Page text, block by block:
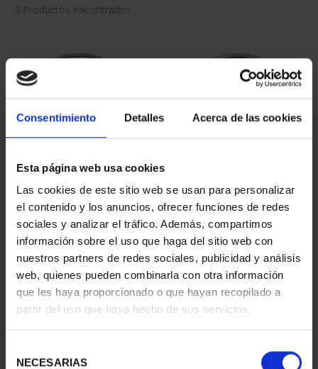
Consentimiento Detalles Acerca de las cookies
Esta página web usa cookies
Las cookies de este sitio web se usan para personalizar
el contenido y los anuncios, ofrecer funciones de redes
sociales y analizar el tráfico. Además, compartimos
información sobre el uso que haga del sitio web con
nuestros partners de redes sociales, publicidad y análisis
web, quienes pueden combinarla con otra información
que les haya proporcionado o que hayan recopilado a
partir del uso que haya hecho de sus servicios.
NECESARIAS
3 Productos encontrados
MARÍA DE MAEZTU
(2023) 8 REALES
140,00 €
250 ANIVERSARIO DE
JORGE JUAN (2023) 8 R...
140,00 €